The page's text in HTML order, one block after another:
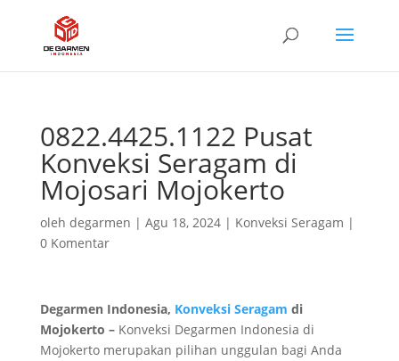
0822.4425.1122 Pusat
Konveksi Seragam di
Mojosari Mojokerto
oleh degarmen | Agu 18, 2024| Konveksi Seragam |
0 Komentar
Degarmen Indonesia, Konveksi Seragam di
Mojokerto – Konveksi Degarmen Indonesia di
Mojokerto merupakan pilihan unggulan bagi Anda